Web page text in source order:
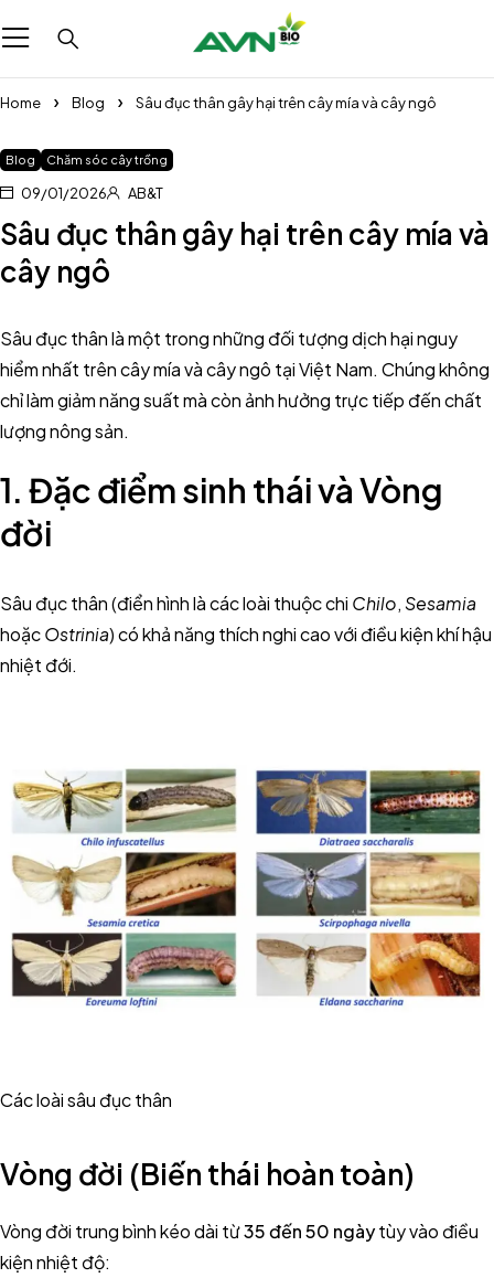
Home Blog Sâu đục thân gây hại trên cây mía và cây ngô
Blog Chăm sóc cây trồng
09/01/2026 AB&T
Sâu đục thân gây hại trên cây mía và
cây ngô
Sâu đục thân là một trong những đối tượng dịch hại nguy
hiểm nhất trên cây mía và cây ngô tại Việt Nam. Chúng không
chỉ làm giảm năng suất mà còn ảnh hưởng trực tiếp đến chất
lượng nông sản.
1. Đặc điểm sinh thái và Vòng
đời
Sâu đục thân (điển hình là các loài thuộc chi Chilo, Sesamia
hoặcOstrinia) có khả năng thích nghi cao với điều kiện khí hậu
nhiệt đới.
Các loài sâu đục thân
Vòng đời (Biến thái hoàn toàn)
Vòng đời trung bình kéo dài từ35 đến 50 ngàytùy vào điều
kiện nhiệt độ: